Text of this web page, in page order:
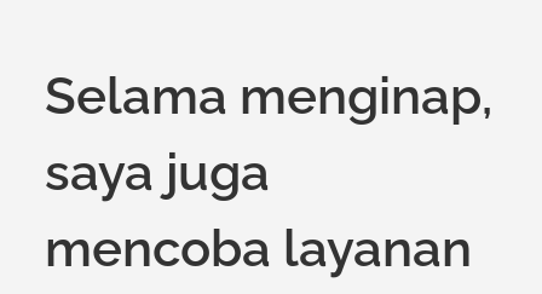
Selama menginap,
saya juga
mencoba layanan